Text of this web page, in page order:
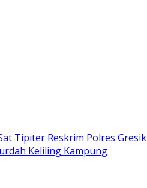
Tipiter Reskrim Polres Gresik
Keliling Kampung